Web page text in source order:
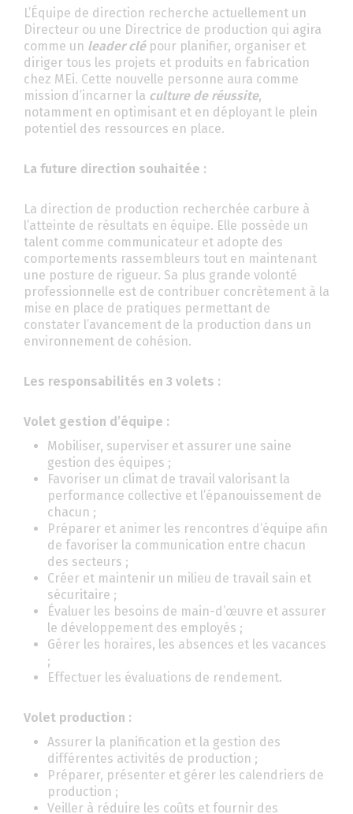
L’Équipe de direction recherche actuellement un
Directeur ou une Directrice de production qui agira
comme un leader clépour planifier, organiser et
diriger tous les projets et produits en fabrication
chez MEi. Cette nouvelle personne aura comme
mission d’incarner la culture de réussite,
notamment en optimisant et en déployant le plein
potentiel des ressources en place.
La future direction souhaitée :
La direction de production recherchée carbure à
l’atteinte de résultats en équipe. Elle possède un
talent comme communicateur et adopte des
comportements rassembleurs tout en maintenant
une posture de rigueur. Sa plus grande volonté
professionnelle est de contribuer concrètement à la
mise en place de pratiques permettant de
constater l’avancement de la production dans un
environnement de cohésion.
Les responsabilités en 3 volets :
Volet gestion d’équipe :
Mobiliser, superviser et assurer une saine
gestion des équipes ;
Favoriser un climat de travail valorisant la
performance collective et l’épanouissement de
chacun ;
Préparer et animer les rencontres d’équipe afin
de favoriser la communication entre chacun
des secteurs ;
Créer et maintenir un milieu de travail sain et
sécuritaire ;
Évaluer les besoins de main-d’œuvre et assurer
le développement des employés ;
Gérer les horaires, les absences et les vacances
;
Effectuer les évaluations de rendement.
Volet production :
Assurer la planification et la gestion des
différentes activités de production ;
Préparer, présenter et gérer les calendriers de
production ;
Veiller à réduire les coûts et fournir des